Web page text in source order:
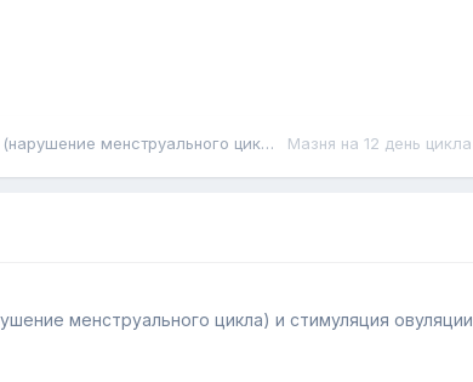
ОВУЛЯЦИЯ. Нарушения работы яичников (нарушение менструального цикла) и стимуляция овуляции Мазня на 12 день цикла
менструального цикла) и стимуляция овуляции